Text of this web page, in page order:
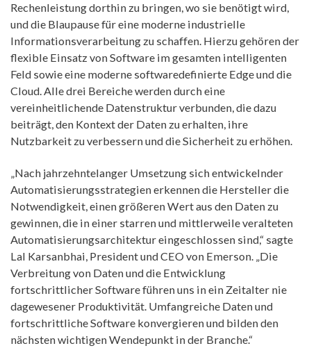
Rechenleistung dorthin zu bringen, wo sie benötigt wird,
und die Blaupause für eine moderne industrielle
Informationsverarbeitung zu schaffen. Hierzu gehören der
flexible Einsatz von Software im gesamten intelligenten
Feld sowie eine moderne softwaredefinierte Edge und die
Cloud. Alle drei Bereiche werden durch eine
vereinheitlichende Datenstruktur verbunden, die dazu
beiträgt, den Kontext der Daten zu erhalten, ihre
Nutzbarkeit zu verbessern und die Sicherheit zu erhöhen.
„Nach jahrzehntelanger Umsetzung sich entwickelnder
Automatisierungsstrategien erkennen die Hersteller die
Notwendigkeit, einen größeren Wert aus den Daten zu
gewinnen, die in einer starren und mittlerweile veralteten
Automatisierungsarchitektur eingeschlossen sind,“ sagte
Lal Karsanbhai, President und CEO von Emerson. „Die
Verbreitung von Daten und die Entwicklung
fortschrittlicher Software führen uns in ein Zeitalter nie
dagewesener Produktivität. Umfangreiche Daten und
fortschrittliche Software konvergieren und bilden den
nächsten wichtigen Wendepunkt in der Branche.“